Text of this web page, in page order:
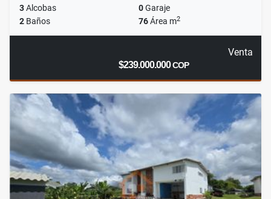
3Alcobas 0Garaje
2 Baños 76Área m2
Venta
$239.000.000COP